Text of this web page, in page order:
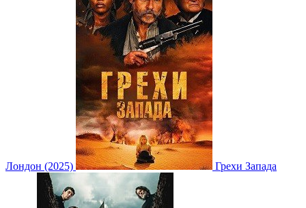
Лондон (2025) Грехи Запада